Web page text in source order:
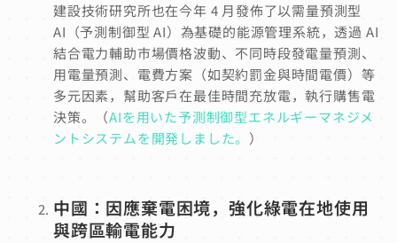
建設技術研究所也在今年 4 月發佈了以需量預測型
AI（予測制御型 AI）為基礎的能源管理系統，透過 AI
結合電力輔助市場價格波動、不同時段發電量預測、
用電量預測、電費方案（如契約罰金與時間電價）等
多元因素，幫助客戶在最佳時間充放電，執行購售電
決策。（AIを用いた予測制御型エネルギーマネジメ
ントシステムを開発しました。 ）
中國：因應棄電困境，強化綠電在地使用
與跨區輸電能力